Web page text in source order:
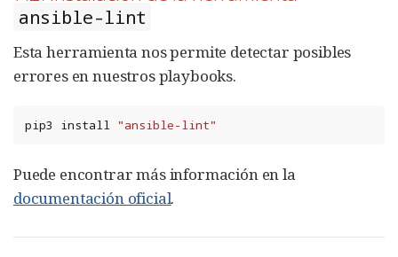
ansible-lint
Esta herramienta nos permite detectar posibles
errores en nuestros playbooks.
pip3 install "ansible-lint"
Puede encontrar más información en la
documentación oficial.